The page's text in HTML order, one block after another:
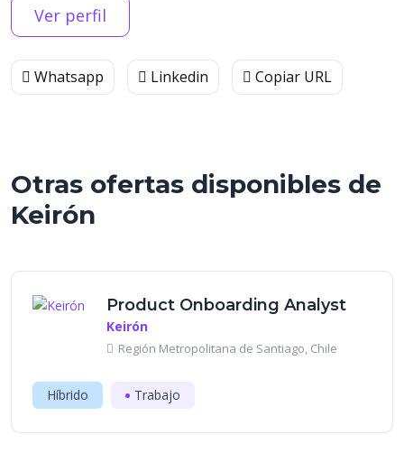
Ver perfil
Whatsapp Linkedin Copiar URL
Otras ofertas disponibles de
Keirón
Product Onboarding Analyst
Keirón
Región Metropolitana de Santiago, Chile
Híbrido Trabajo